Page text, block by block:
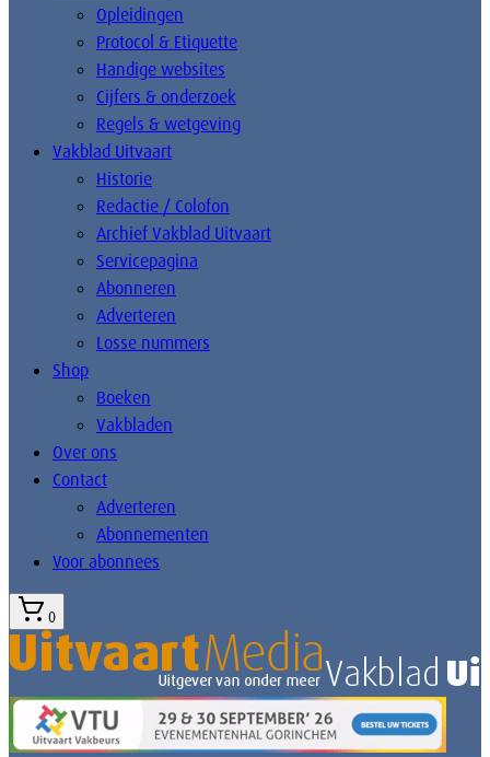
Opleidingen
Protocol & Etiquette
Handige websites
Cijfers & onderzoek
Regels & wetgeving
Vakblad Uitvaart
Historie
Redactie / Colofon
Archief Vakblad Uitvaart
Servicepagina
Abonneren
Adverteren
Losse nummers
Shop
Boeken
Vakbladen
Over ons
Contact
Adverteren
Abonnementen
Voor abonnees
0